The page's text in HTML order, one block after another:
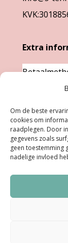
Om de beste
cookies om
raadplegen. Door
gegevens zoals
geen toestemming
nadelige invloed
Extra
Garantie